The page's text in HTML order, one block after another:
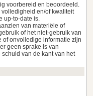
voorbereid en beoordeeld.
en/of kwaliteit
up-to-date is.
van materiële of
of het niet-gebruik van
of onvolledige informatie zijn
geen sprake is van
van de kant van het